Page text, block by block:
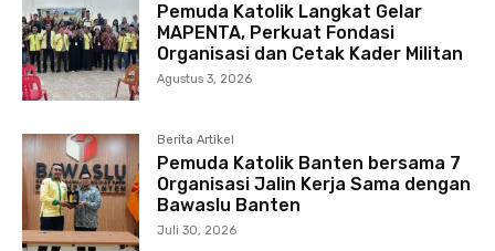
Pemuda Katolik Langkat Gelar
MAPENTA, Perkuat Fondasi
Organisasi dan Cetak Kader Militan
Agustus 3, 2026
Berita Artikel
Pemuda Katolik Banten bersama 7
Organisasi Jalin Kerja Sama dengan
Bawaslu Banten
Juli 30, 2026